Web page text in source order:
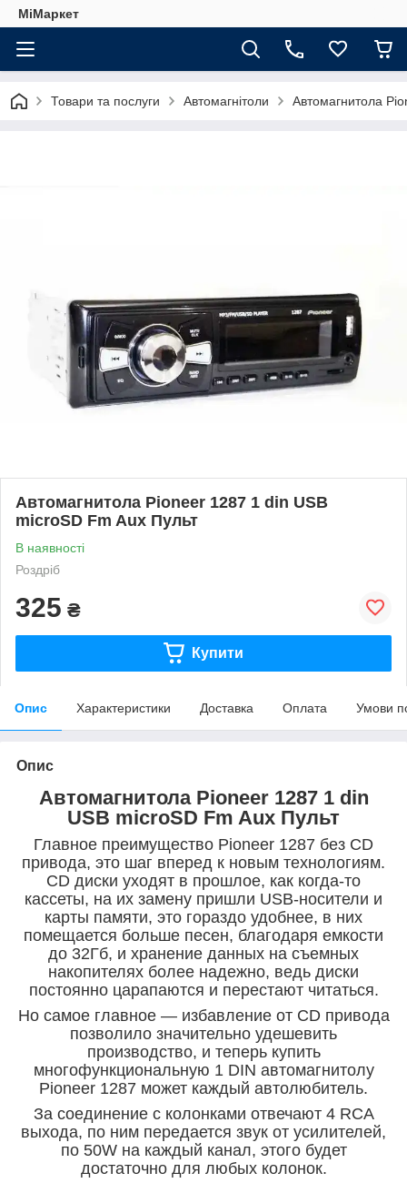
МіМаркет
Товари та послуги Автомагнітоли Автомагнитола
Автомагнитола Pioneer 1287 1 din USB
microSD Fm Aux Пульт
В наявності
Роздріб
325 ₴
Купити
Опис Характеристики Доставка Оплата Умови
Опис
Автомагнитола Pioneer 1287 1 din
USB microSD Fm Aux Пульт
Главное преимущество Pioneer 1287 без CD
привода, это шаг вперед к новым технологиям.
CD диски уходят в прошлое, как когда-то
кассеты, на их замену пришли USB-носители и
карты памяти, это гораздо удобнее, в них
помещается больше песен, благодаря емкости
до 32Гб, и хранение данных на съемных
накопителях более надежно, ведь диски
постоянно царапаются и перестают читаться.
Но самое главное ― избавление от CD привода
позволило значительно удешевить
производство, и теперь купить
многофункциональную 1 DIN автомагнитолу
Pioneer 1287 может каждый автолюбитель.
За соединение с колонками отвечают 4 RCA
выхода, по ним передается звук от усилителей,
по 50W на каждый канал, этого будет
достаточно для любых колонок.